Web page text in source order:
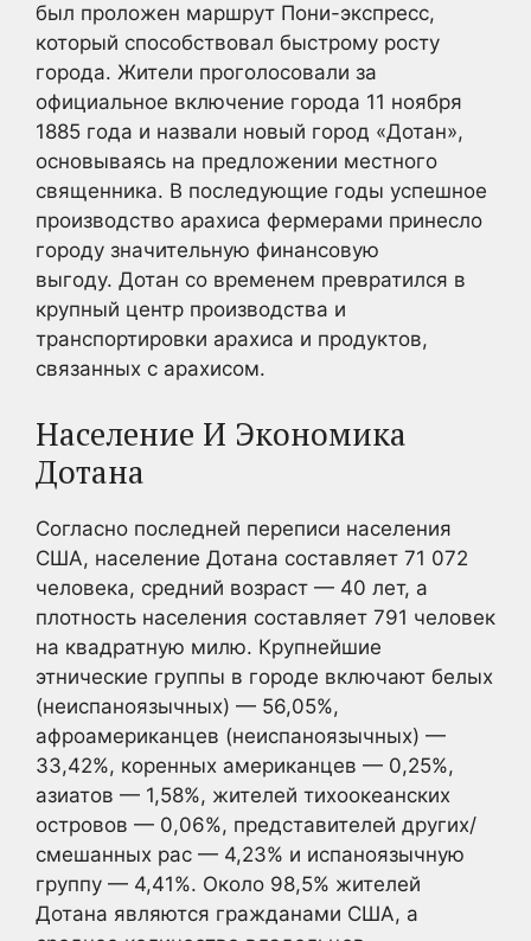
был проложен маршрут Пони-экспресс,
который способствовал быстрому росту
города. Жители проголосовали за
официальное включение города 11 ноября
1885 года и назвали новый город «Дотан»,
основываясь на предложении местного
священника. В последующие годы успешное
производство арахиса фермерами принесло
городу значительную финансовую
выгоду. Дотан со временем превратился в
крупный центр производства и
транспортировки арахиса и продуктов,
связанных с арахисом.
Население И Экономика
Дотана
Согласно последней переписи населения
США, население Дотана составляет 71 072
человека, средний возраст — 40 лет, а
плотность населения составляет 791 человек
на квадратную милю. Крупнейшие
этнические группы в городе включают белых
(неиспаноязычных) — 56,05%,
афроамериканцев (неиспаноязычных) —
33,42%, коренных американцев — 0,25%,
азиатов — 1,58%, жителей тихоокеанских
островов — 0,06%, представителей других/
смешанных рас — 4,23% и испаноязычную
группу — 4,41%. Около 98,5% жителей
Дотана являются гражданами США, а